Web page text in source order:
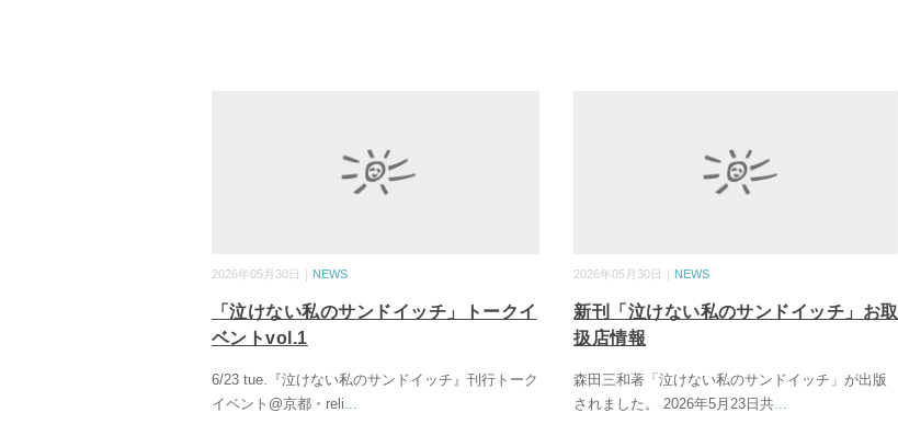
2026年05月30日｜ NEWS
「泣けない私のサンドイッチ」トークイ
ベントvol.1
6/23 tue.『泣けない私のサンドイッチ』刊行トーク
イベント@京都・reli...
2026年05月30日｜ NEWS
新刊「泣けない私のサンドイッチ」お取
扱店情報
森田三和著「泣けない私のサンドイッチ」が出版
されました。 2026年5月23日共...